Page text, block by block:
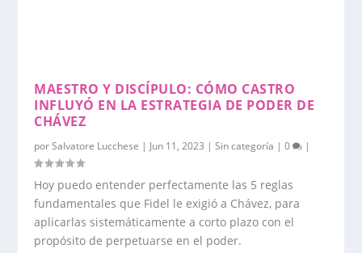
MAESTRO Y DISCÍPULO: CÓMO CASTRO
INFLUYÓ EN LA ESTRATEGIA DE PODER DE
CHÁVEZ
porSalvatore Lucchese | Jun 11, 2023 |Sin categoría |0 |
Hoy puedo entender perfectamente las 5 reglas
fundamentales que Fidel le exigió a Chávez, para
aplicarlas sistemáticamente a corto plazo con el
propósito de perpetuarse en el poder.